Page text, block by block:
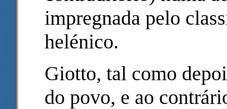
impregnada pelo
helénico.
Giotto, tal como
do povo, e ao